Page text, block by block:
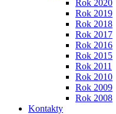
Rok 2020
Rok 2019
Rok 2018
Rok 2017
Rok 2016
Rok 2015
Rok 2011
Rok 2010
Rok 2009
Rok 2008
Kontakty